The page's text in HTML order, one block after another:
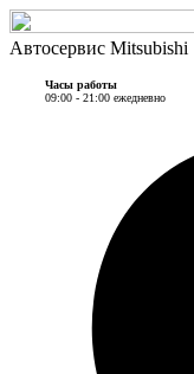
Автосервис Mitsubishi
Часы работы
09:00 - 21:00 ежедневно